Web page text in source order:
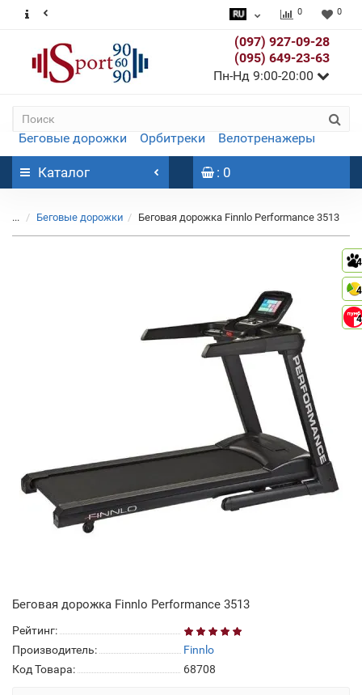
0 0
(097) 927-09-28
(095) 649-23-63
Пн-Нд 9:00-20:00
Беговые дорожки Орбитреки Велотренажеры
Каталог : 0
... Беговые дорожки Беговая дорожка Finnlo Performance 3513
4
4
4
Беговая дорожка Finnlo Performance 3513
Рейтинг:
Производитель:
Finnlo
Код Товара:
68708